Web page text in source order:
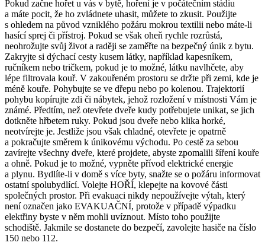
Pokud začne hořet u vás v bytě, hoření je v počátečním stádiu
a máte pocit, že ho zvládnete uhasit, můžete to zkusit. Použijte
s ohledem na původ vzniklého požáru mokrou textilii nebo máte-li
hasící sprej či přístroj. Pokud se však oheň rychle rozrůstá,
neohrožujte svůj život a raději se zaměřte na bezpečný únik z bytu.
Zakryjte si dýchací cesty kusem látky, například kapesníkem,
ručníkem nebo tričkem, pokud je to možné, látku navlhčete, aby
lépe filtrovala kouř. V zakouřeném prostoru se držte při zemi, kde je
méně kouře. Pohybujte se ve dřepu nebo po kolenou. Trajektorií
pohybu kopírujte zdi či nábytek, jehož rozložení v místnosti Vám je
známé. Předtím, než otevřete dveře kudy potřebujete unikat, se jich
dotkněte hřbetem ruky. Pokud jsou dveře nebo klika horké,
neotvírejte je. Jestliže jsou však chladné, otevřete je opatrně
a pokračujte směrem k únikovému východu. Po cestě za sebou
zavírejte všechny dveře, které projdete, abyste zpomalili šíření kouře
a ohně. Pokud je to možné, vypněte přívod elektrické energie
a plynu. Bydlíte-li v domě s více byty, snažte se o požáru informovat
ostatní spolubydlící. Volejte HOŘÍ, klepejte na kovové části
společných prostor. Při evakuaci nikdy nepoužívejte výtah, který
není označen jako EVAKUAČNÍ, protože v případě výpadku
elektřiny byste v něm mohli uvíznout. Místo toho použijte
schodiště. Jakmile se dostanete do bezpečí, zavolejte hasiče na číslo
150 nebo 112.